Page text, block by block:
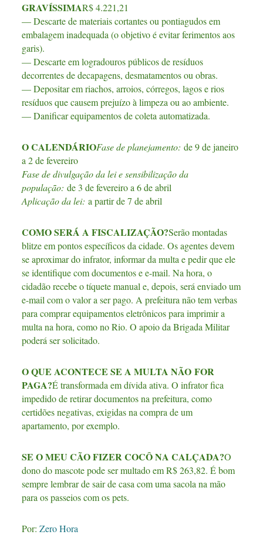
GRAVÍSSIMAR$ 4.221,21
— Descarte de materiais cortantes ou pontiagudos em
embalagem inadequada (o objetivo é evitar ferimentos aos
garis).
— Descarte em logradouros públicos de resíduos
decorrentes de decapagens, desmatamentos ou obras.
— Depositar em riachos, arroios, córregos, lagos e rios
resíduos que causem prejuízo à limpeza ou ao ambiente.
— Danificar equipamentos de coleta automatizada.
O CALENDÁRIOFase de planejamento: de 9 de janeiro
a 2 de fevereiro
Fase de divulgação da lei e sensibilização da
população: de 3 de fevereiro a 6 de abril
Aplicação da lei: a partir de 7 de abril
COMO SERÁ A FISCALIZAÇÃO?Serão montadas
blitze em pontos específicos da cidade. Os agentes devem
se aproximar do infrator, informar da multa e pedir que ele
se identifique com documentos e e-mail. Na hora, o
cidadão recebe o tíquete manual e, depois, será enviado um
e-mail com o valor a ser pago. A prefeitura não tem verbas
para comprar equipamentos eletrônicos para imprimir a
multa na hora, como no Rio. O apoio da Brigada Militar
poderá ser solicitado.
O QUE ACONTECE SE A MULTA NÃO FOR
PAGA?É transformada em dívida ativa. O infrator fica
impedido de retirar documentos na prefeitura, como
certidões negativas, exigidas na compra de um
apartamento, por exemplo.
SE O MEU CÃO FIZER COCÔ NA CALÇADA?O
dono do mascote pode ser multado em R$ 263,82. É bom
sempre lembrar de sair de casa com uma sacola na mão
para os passeios com os pets.
Por: Zero Hora